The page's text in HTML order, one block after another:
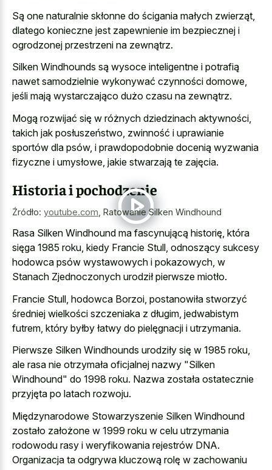
Są one naturalnie skłonne do ścigania małych zwierząt,
dlatego konieczne jest zapewnienie im bezpiecznej i
ogrodzonej przestrzeni na zewnątrz.
Silken Windhounds są wysoce inteligentne i potrafią
nawet samodzielnie wykonywać czynności domowe,
jeśli mają wystarczająco dużo czasu na zewnątrz.
Mogą rozwijać się w różnych dziedzinach aktywności,
takich jak posłuszeństwo, zwinność i uprawianie
sportów dla psów, i prawdopodobnie docenią wyzwania
fizyczne i umysłowe, jakie stwarzają te zajęcia.
Historia i pochodzenie
Źródło: youtube.com Ratowanie Silken Windhound
Rasa Silken Windhound ma fascynującą historię, która
sięga 1985 roku, kiedy Francie Stull, odnoszący sukcesy
hodowca psów wystawowych i pokazowych, w
Stanach Zjednoczonych urodził pierwsze miotło.
Francie Stull, hodowca Borzoi, postanowiła stworzyć
średniej wielkości szczeniaka z długim, jedwabistym
futrem, który byłby łatwy do pielęgnacji i utrzymania.
Pierwsze Silken Windhounds urodziły się w 1985 roku,
ale rasa nie otrzymała oficjalnej nazwy "Silken
Windhound" do 1998 roku. Nazwa została ostatecznie
przyjęta po latach rozwoju.
Międzynarodowe Stowarzyszenie Silken Windhound
zostało założone w 1999 roku w celu utrzymania
rodowodu rasy i weryfikowania rejestrów DNA.
Organizacja ta odgrywa kluczową rolę w zachowaniu